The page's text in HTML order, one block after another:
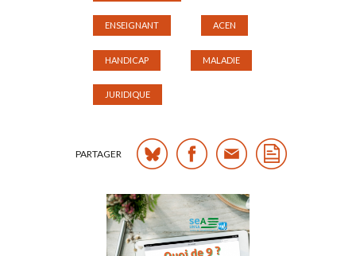
ENSEIGNANT ACEN
HANDICAP MALADIE
JURIDIQUE
PARTAGER